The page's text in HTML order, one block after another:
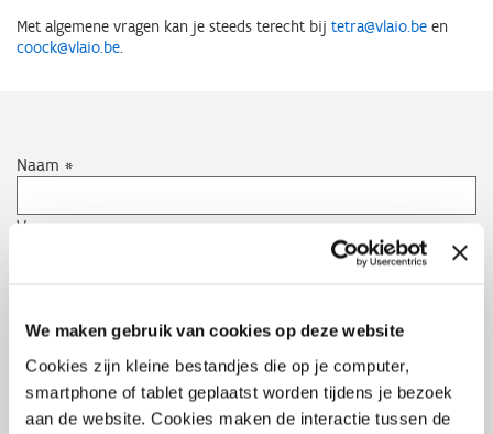
We maken gebruik van cookies op deze website
Cookies zijn kleine bestandjes die op je computer,
smartphone of tablet geplaatst worden tijdens je bezoek
aan de website. Cookies maken de interactie tussen de
Met algemene vragen kan je steeds terecht bij tetra@vlaio.be en
coock@vlaio.be.
Persoonsgegevens
Naam
Voornaam
E-mailadres